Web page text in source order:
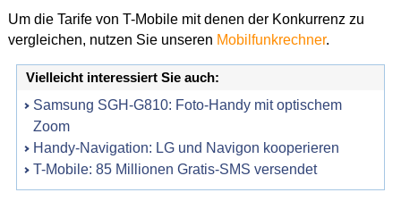
Um die Tarife von T-Mobile mit denen der Konkurrenz zu
vergleichen, nutzen Sie unseren Mobilfunkrechner.
Vielleicht interessiert Sie auch:
Samsung SGH-G810: Foto-Handy mit optischem
Zoom
Handy-Navigation: LG und Navigon kooperieren
T-Mobile: 85 Millionen Gratis-SMS versendet